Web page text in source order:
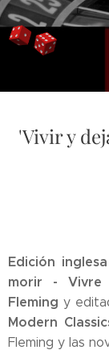
'Vivir y
Edición inglesa
morir - Vivre
Fleming y
Modern
Fleming y las